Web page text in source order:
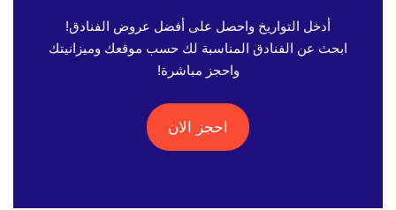
أدخل التواريخ واحصل على أفضل عروض الفنادق!
ابحث عن الفنادق المناسبة لك حسب موقعك وميزانيتك
واحجز مباشرة!
احجز الان